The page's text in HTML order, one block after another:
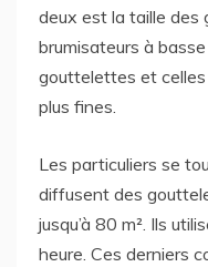
deux est la taille des
brumisateurs à
gouttelettes et
plus fines.
Les particuliers se
diffusent des
jusqu’à 80 m². Ils
heure. Ces derniers